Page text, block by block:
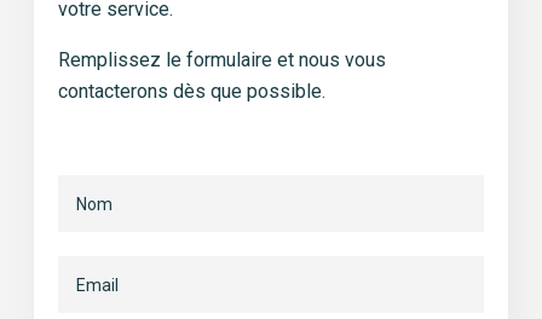
votre service.
Remplissez le formulaire et nous vous
contacterons dès que possible.